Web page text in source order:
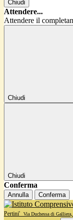
Chiudi
Attendere...
Attendere il
Chiudi
Chiudi
Conferma
Annulla Conferma
Pertini'
Via Duchessa di